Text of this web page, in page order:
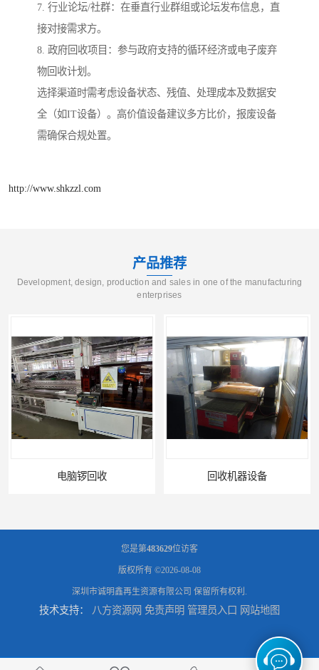
7. 行业论坛/社群：在垂直行业群组或论坛发布信息，直
接对接需求方。
8. 政府回收项目：参与政府支持的循环经济或电子废弃
物回收计划。
选择渠道时需考虑设备状态、残值、处理成本及数据安
全（如IT设备）。高价值设备建议多方比价，报废设备
需确保合规处置。
http://www.shkzzl.com
产品推荐
Development, design, production and sales in one of the manufacturing
enterprises
回收机器设备
配件设备回收 二手设备回收
您是第483629位访客
版权所有 ©2026-08-08
深圳市诚明鑫再生资源有限公司 保留所有权利.
技术支持： 八方资源网 免责声明 管理员入口 网站地图